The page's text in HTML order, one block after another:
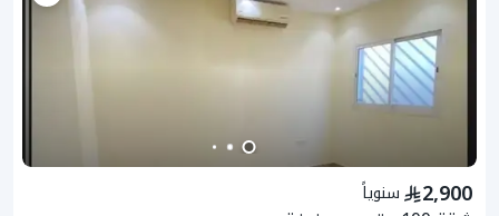
سنوياً 2,900